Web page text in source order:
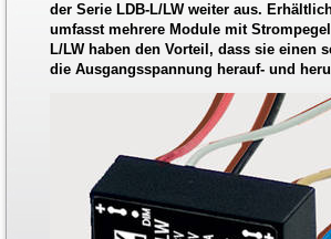
der Serie LDB-L/LW weiter aus.
umfasst mehrere Module mit
L/LW haben den Vorteil, dass sie einen
die Ausgangsspannung herauf- und